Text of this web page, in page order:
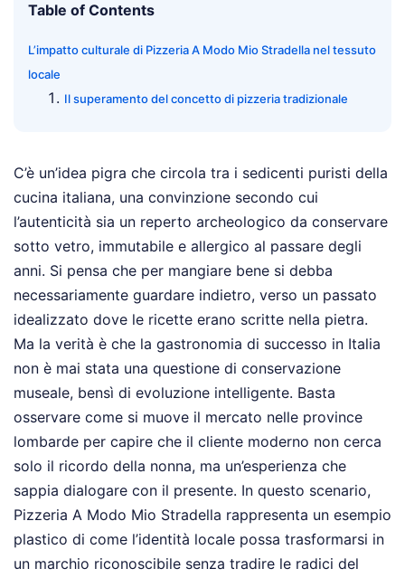
Table of Contents
L’impatto culturale di Pizzeria A Modo Mio Stradella nel tessuto
locale
Il superamento del concetto di pizzeria tradizionale
C’è un’idea pigra che circola tra i sedicenti puristi della
cucina italiana, una convinzione secondo cui
l’autenticità sia un reperto archeologico da conservare
sotto vetro, immutabile e allergico al passare degli
anni. Si pensa che per mangiare bene si debba
necessariamente guardare indietro, verso un passato
idealizzato dove le ricette erano scritte nella pietra.
Ma la verità è che la gastronomia di successo in Italia
non è mai stata una questione di conservazione
museale, bensì di evoluzione intelligente. Basta
osservare come si muove il mercato nelle province
lombarde per capire che il cliente moderno non cerca
solo il ricordo della nonna, ma un’esperienza che
sappia dialogare con il presente. In questo scenario,
Pizzeria A Modo Mio Stradella rappresenta un esempio
plastico di come l’identità locale possa trasformarsi in
un marchio riconoscibile senza tradire le radici del